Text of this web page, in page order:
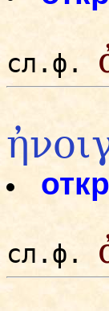
сл.ф.
сл.ф.